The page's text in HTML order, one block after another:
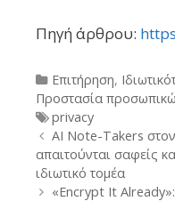
Πηγή άρθρου:
Categories
Επιτήρηση,
Προστασία
Tags
privacy
Post
navigation
AI Note-Takers
απαιτούνται σαφείς
ιδιωτικό τομέα
«Encrypt It